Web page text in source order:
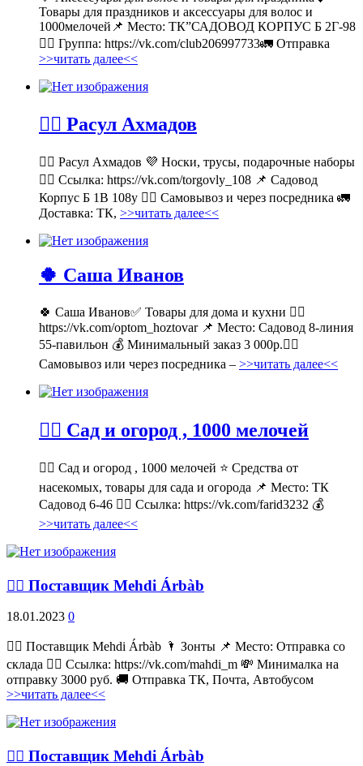
Товары для праздников и аксессуары для волос и
1000мелочей📌 Место: ТК”САДОВОД КОРПУС Б 2Г-98
👉🏻 Группа: https://vk.com/club206997733🚛 Отправка
>>читать далее<<
💁‍♂ Расул Ахмадов
💁‍♂ Расул Ахмадов 💜 Носки, трусы, подарочные наборы
👉🏻 Ссылка: https://vk.com/torgovly_108 📌 Садовод
Корпус Б 1В 108у 🚶‍♂ Самовывоз и через посредника 🚛
Доставка: ТК, >>читать далее<<
🍀 Саша Иванов
🍀 Саша Иванов✅ Товары для дома и кухни 👉🏻
https://vk.com/optom_hoztovar 📌 Место: Садовод 8-линия
55-павильон 💰 Минимальный заказ 3 000р.🚶‍♀
Самовывоз или через посредника – >>читать далее<<
💁‍♂ Сад и огород , 1000 мелочей
💁‍♂ Сад и огород , 1000 мелочей ⭐ Средства от
насекомых, товары для сада и огорода 📌 Место: ТК
Садовод 6-46 👉🏻 Ссылка: https://vk.com/farid3232 💰
>>читать далее<<
💁‍♂ Поставщик Mehdi Árbàb
18.01.2023 0
💁‍♂ Поставщик Mehdi Árbàb 🌂 Зонты 📌 Место: Отправка со
склада 👉🏻 Ссылка: https://vk.com/mahdi_m 💸 Минималка на
отправку 3000 руб. 🚚 Отправка ТК, Почта, Автобусом
>>читать далее<<
💁‍♂ Поставщик Mehdi Árbàb